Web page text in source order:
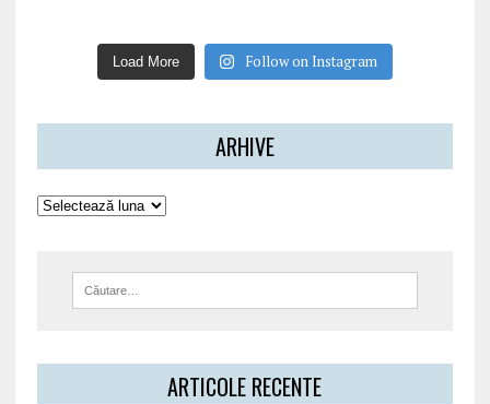
Load More Follow on Instagram
ARHIVE
ARTICOLE RECENTE